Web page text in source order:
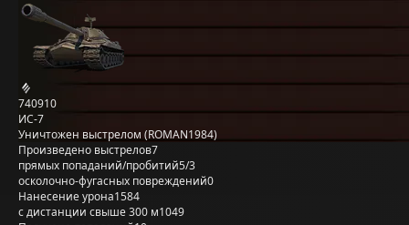
740910
ИС-7
Уничтожен выстрелом (ROMAN1984)
Произведено выстрелов7
прямых попаданий/пробитий5/3
осколочно-фугасных повреждений0
Нанесение урона1584
с дистанции свыше 300 м1049